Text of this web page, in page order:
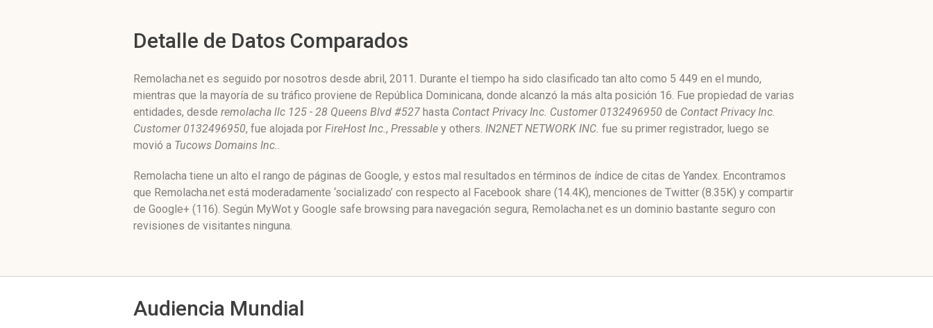
Detalle de Datos Comparados
Remolacha.net es seguido por nosotros desde abril, 2011. Durante el tiempo ha sido clasificado tan alto como 5 449 en el mundo,
mientras que la mayoría de su tráfico proviene de República Dominicana, donde alcanzó la más alta posición 16. Fue propiedad de varias
entidades, desde remolacha llc 125 - 28 Queens Blvd #527 hasta Contact Privacy Inc. Customer 0132496950 de Contact Privacy Inc.
Customer 0132496950, fue alojada por FireHost Inc., Pressable y others. IN2NET NETWORK INC. fue su primer registrador, luego se
movió a Tucows Domains Inc..
Remolacha tiene un alto el rango de páginas de Google, y estos mal resultados en términos de índice de citas de Yandex. Encontramos
que Remolacha.net está moderadamente ‘socializado’ con respecto al Facebook share (14.4K), menciones de Twitter (8.35K) y compartir
de Google+ (116). Según MyWot y Google safe browsing para navegación segura, Remolacha.net es un dominio bastante seguro con
revisiones de visitantes ninguna.
Audiencia Mundial